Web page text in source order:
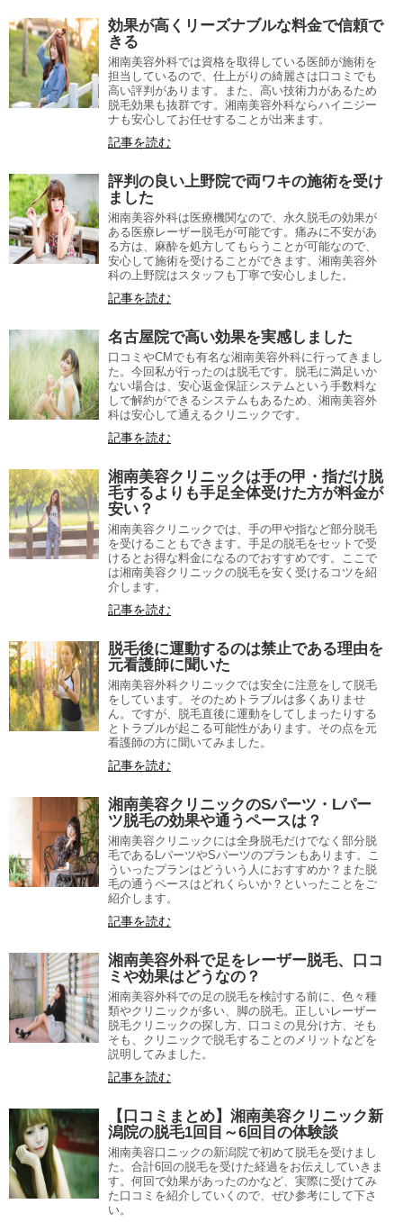
効果が高くリーズナブルな料金で信頼で
きる
湘南美容外科では資格を取得している医師が施術を
担当しているので、仕上がりの綺麗さは口コミでも
高い評判があります。また、高い技術力があるため
脱毛効果も抜群です。湘南美容外科ならハイニジー
ナも安心してお任せすることが出来ます。
記事を読む
評判の良い上野院で両ワキの施術を受け
ました
湘南美容外科は医療機関なので、永久脱毛の効果が
ある医療レーザー脱毛が可能です。痛みに不安があ
る方は、麻酔を処方してもらうことが可能なので、
安心して施術を受けることができます。湘南美容外
科の上野院はスタッフも丁寧で安心しました。
記事を読む
名古屋院で高い効果を実感しました
口コミやCMでも有名な湘南美容外科に行ってきまし
た。今回私が行ったのは脱毛です。脱毛に満足いか
ない場合は、安心返金保証システムという手数料な
しで解約ができるシステムもあるため、湘南美容外
科は安心して通えるクリニックです。
記事を読む
湘南美容クリニックは手の甲・指だけ脱
毛するよりも手足全体受けた方が料金が
安い？
湘南美容クリニックでは、手の甲や指など部分脱毛
を受けることもできます。手足の脱毛をセットで受
けるとお得な料金になるのでおすすめです。ここで
は湘南美容クリニックの脱毛を安く受けるコツを紹
介します。
記事を読む
脱毛後に運動するのは禁止である理由を
元看護師に聞いた
湘南美容外科クリニックでは安全に注意をして脱毛
をしています。そのためトラブルは多くありませ
ん。ですが、脱毛直後に運動をしてしまったりする
とトラブルが起こる可能性があります。その点を元
看護師の方に聞いてみました。
記事を読む
湘南美容クリニックのSパーツ・Lパー
ツ脱毛の効果や通うペースは？
湘南美容クリニックには全身脱毛だけでなく部分脱
毛であるLパーツやSパーツのプランもあります。こ
ういったプランはどういう人におすすめか？また脱
毛の通うペースはどれくらいか？といったことをご
紹介します。
記事を読む
湘南美容外科で足をレーザー脱毛、口コ
ミや効果はどうなの？
湘南美容外科での足の脱毛を検討する前に、色々種
類やクリニックが多い、脚の脱毛。正しいレーザー
脱毛クリニックの探し方、口コミの見分け方、そも
そも、クリニックで脱毛することのメリットなどを
説明してみました。
記事を読む
【口コミまとめ】湘南美容クリニック新
潟院の脱毛1回目～6回目の体験談
湘南美容口ニックの新潟院で初めて脱毛を受けまし
た。合計6回の脱毛を受けた経過をお伝えしていきま
す。何回で効果があったのかなど、実際に受けてみ
た口コミを紹介していくので、ぜひ参考にして下さ
い。